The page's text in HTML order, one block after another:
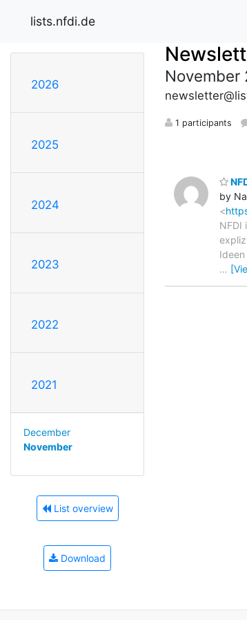
lists.nfdi.de
2026
2025
2024
2023
2022
2021
December
November
List overview
Download
November
1 participants
by
<
NFDI
…